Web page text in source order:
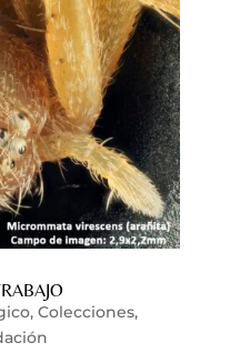
, Colecciones,